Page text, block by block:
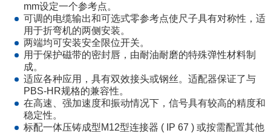
mm设定一个参考点。
可调的电缆输出和可选式零参考点使尺子具有对称性，适
用于折弯机的两侧安装。
两端均可安装安全限位开关。
用于保护磁带的密封唇，由耐油耐磨的特殊弹性材料制
成。
适应各种应用，具有双效接头或钢丝。适配器保证了与
PBS-HR规格的兼容性。
在高速、强加速度和振动情况下，信号具有较高的精度和
稳定性。
标配一体压铸成型M12型连接器 ( IP 67 ) 或按需配置其他